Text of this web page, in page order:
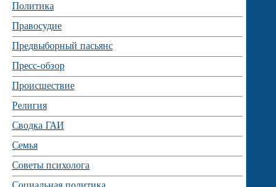
Политика
Правосудие
Предвыборный пасьянс
Пресс-обзор
Происшествие
Религия
Сводка ГАИ
Семья
Советы психолога